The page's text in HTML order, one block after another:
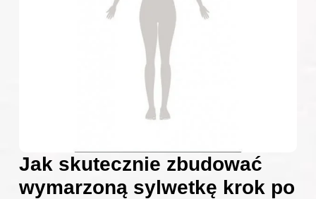
Jak skutecznie zbudować
wymarzoną sylwetkę krok po